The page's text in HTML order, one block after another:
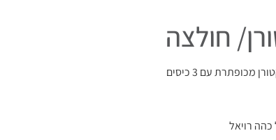
חולצה
עם 3 כיסים
רויאל